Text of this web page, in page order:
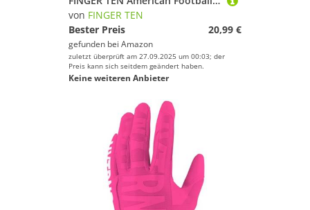
von FINGER TEN
Bester Preis
20,99 €
gefunden bei Amazon
zuletzt überprüft am 27.09.2025 um 00:03; der
Preis kann sich seitdem geändert haben.
Keine weiteren Anbieter